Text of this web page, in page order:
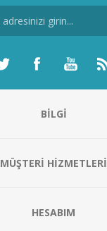
BILGI
MÜŞTERI HIZMETLERI
HESABIM